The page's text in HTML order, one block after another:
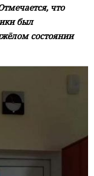
что
был
состоянии